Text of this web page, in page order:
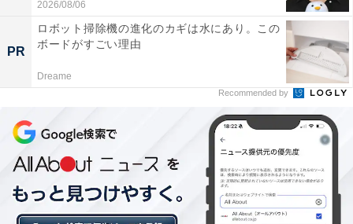
2026/08/06
PR
ロボット掃除機の進化のカギは水にあり。この
ボードがすごい理由
Dreame
Recommended by